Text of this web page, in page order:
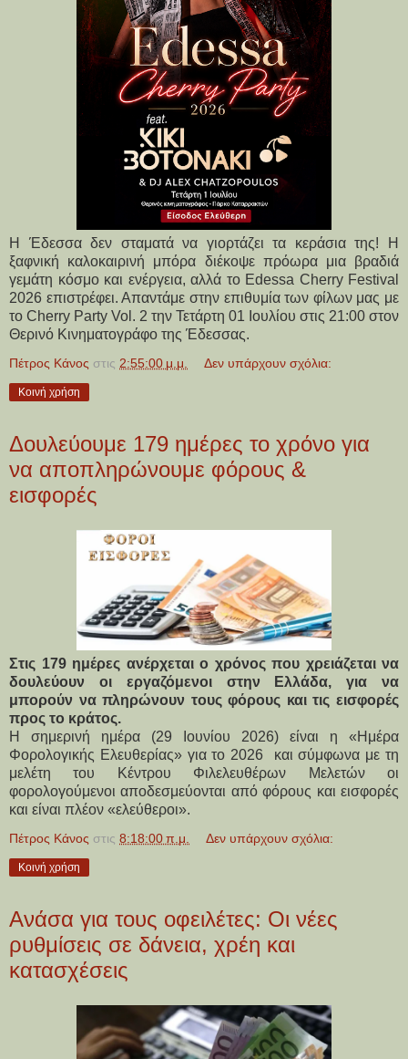
Η Έδεσσα δεν σταματά να γιορτάζει τα κεράσια της! Η
ξαφνική καλοκαιρινή μπόρα διέκοψε πρόωρα μια βραδιά
γεμάτη κόσμο και ενέργεια, αλλά το Edessa Cherry Festival
2026 επιστρέφει. Απαντάμε στην επιθυμία των φίλων μας με
το Cherry Party Vol. 2 την Τετάρτη 01 Ιουλίου στις 21:00 στον
Θερινό Κινηματογράφο της Έδεσσας.
Πέτρος Κάνος στις 2:55:00 μ.μ. Δεν υπάρχουν σχόλια:
Κοινή χρήση
Δουλεύουμε 179 ημέρες το χρόνο για
να αποπληρώνουμε φόρους &
εισφορές
Στις 179 ημέρες ανέρχεται ο χρόνος που χρειάζεται να
δουλεύουν οι εργαζόμενοι στην Ελλάδα, για να
μπορούν να πληρώνουν τους φόρους και τις εισφορές
προς το κράτος.
Η σημερινή ημέρα (29 Ιουνίου 2026) είναι η «Ημέρα
Φορολογικής Ελευθερίας» για το 2026  και σύμφωνα με τη
μελέτη του Κέντρου Φιλελευθέρων Μελετών οι
φορολογούμενοι αποδεσμεύονται από φόρους και εισφορές
και είναι πλέον «ελεύθεροι».
Πέτρος Κάνος στις 8:18:00 π.μ. Δεν υπάρχουν σχόλια:
Κοινή χρήση
Ανάσα για τους οφειλέτες: Οι νέες
ρυθμίσεις σε δάνεια, χρέη και
κατασχέσεις